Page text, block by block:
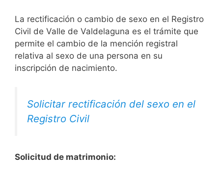
La rectificación o cambio de sexo en el Registro
Civil de Valle de Valdelaguna es el trámite que
permite el cambio de la mención registral
relativa al sexo de una persona en su
inscripción de nacimiento.
Solicitar rectificación del sexo en el
Registro Civil
Solicitud de matrimonio: